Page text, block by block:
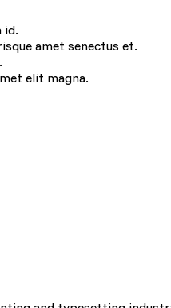
id.
amet senectus et.
elit magna.
mają kluczowe znaczenie dla
cookie nie przechowują
i interesujące dla